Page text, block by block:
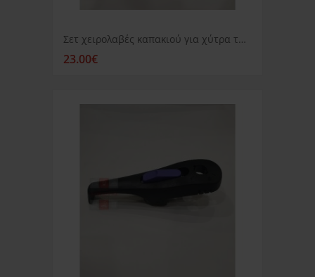
Σετ χειρολαβές καπακιού για χύτρα ταχύτητος Izzy Fast & easy
23.00€